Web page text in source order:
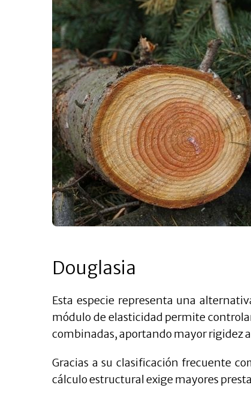
Douglasia
Esta especie representa una
módulo de elasticidad permite
combinadas, aportando mayor rigidez
Gracias a su clasificación frecuente
cálculo estructural exige mayores